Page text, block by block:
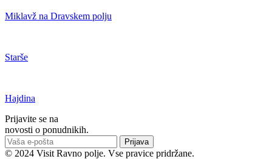
Miklavž na Dravskem polju
Starše
Hajdina
Prijavite se na
novosti o ponudnikih.
Prijava
© 2024 Visit Ravno polje. Vse pravice pridržane.